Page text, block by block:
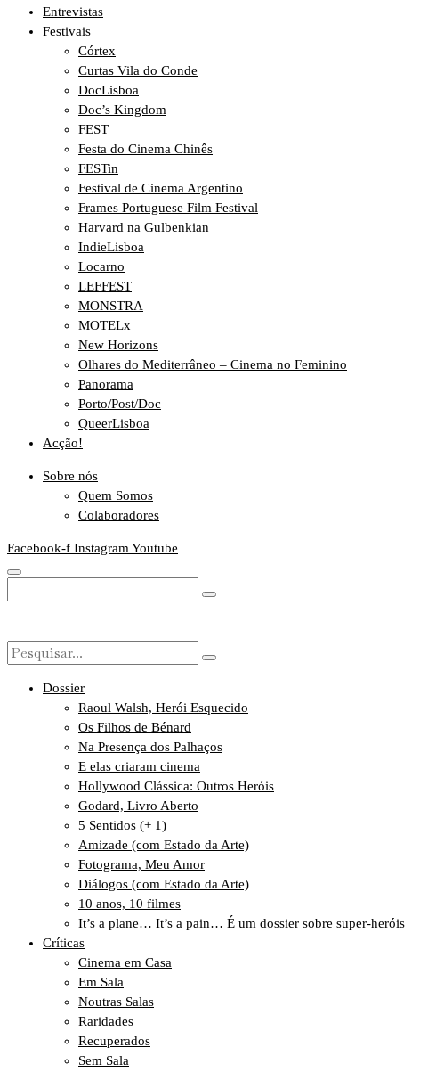
Entrevistas
Festivais
Córtex
Curtas Vila do Conde
DocLisboa
Doc’s Kingdom
FEST
Festa do Cinema Chinês
FESTin
Festival de Cinema Argentino
Frames Portuguese Film Festival
Harvard na Gulbenkian
IndieLisboa
Locarno
LEFFEST
MONSTRA
MOTELx
New Horizons
Olhares do Mediterrâneo – Cinema no Feminino
Panorama
Porto/Post/Doc
QueerLisboa
Acção!
Sobre nós
Quem Somos
Colaboradores
Facebook-f Instagram Youtube
Dossier
Raoul Walsh, Herói Esquecido
Os Filhos de Bénard
Na Presença dos Palhaços
E elas criaram cinema
Hollywood Clássica: Outros Heróis
Godard, Livro Aberto
5 Sentidos (+ 1)
Amizade (com Estado da Arte)
Fotograma, Meu Amor
Diálogos (com Estado da Arte)
10 anos, 10 filmes
It’s a plane… It’s a pain… É um dossier sobre super-heróis
Críticas
Cinema em Casa
Em Sala
Noutras Salas
Raridades
Recuperados
Sem Sala